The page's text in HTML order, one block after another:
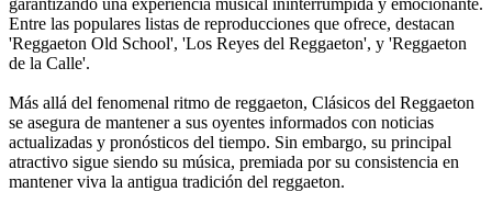
Entre las populares listas de reproducciones que ofrece, destacan
'Reggaeton Old School', 'Los Reyes del Reggaeton', y 'Reggaeton
de la Calle'.
Más allá del fenomenal ritmo de reggaeton, Clásicos del Reggaeton
se asegura de mantener a sus oyentes informados con noticias
actualizadas y pronósticos del tiempo. Sin embargo, su principal
atractivo sigue siendo su música, premiada por su consistencia en
mantener viva la antigua tradición del reggaeton.